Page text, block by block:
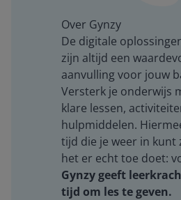
Over Gynzy
De digitale
zijn altijd een
aanvulling voor jouw
Versterk je onderwijs
klare lessen,
hulpmiddelen.
tijd die je weer in kunt
het er echt toe doet:
Gynzy geeft
tijd om les te geven.